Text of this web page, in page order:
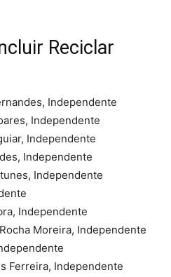
Reciclar
Independente
Independente
Independente
Independente
Independente
Independente
Moreira, Independente
Ferreira, Independente